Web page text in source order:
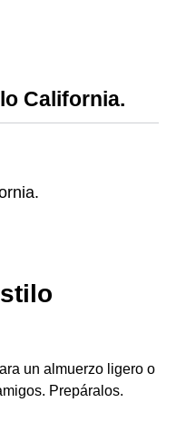
California.
un almuerzo ligero o
Prepáralos.